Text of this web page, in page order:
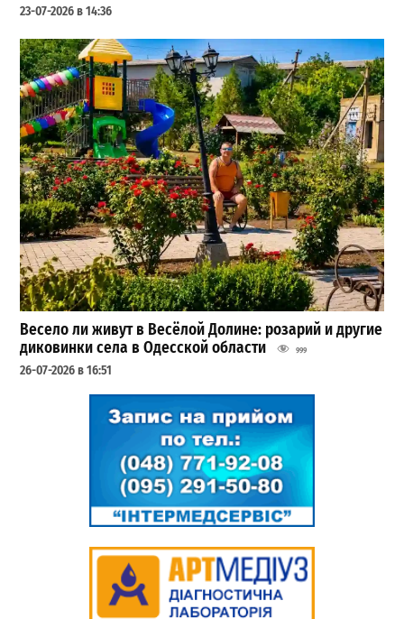
23-07-2026 в 14:36
Весело ли живут в Весёлой Долине: розарий и другие
диковинки села в Одесской области
999
26-07-2026 в 16:51